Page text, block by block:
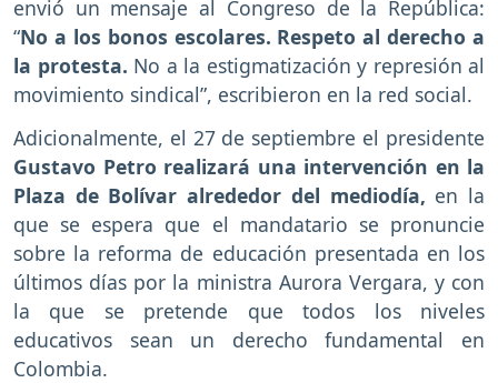
envió un mensaje al Congreso de la República:
“No a los bonos escolares. Respeto al derecho a
la protesta. No a la estigmatización y represión al
movimiento sindical”, escribieron en la red social.
Adicionalmente, el 27 de septiembre el presidente
Gustavo Petro realizará una intervención en la
Plaza de Bolívar alrededor del mediodía, en la
que se espera que el mandatario se pronuncie
sobre la reforma de educación presentada en los
últimos días por la ministra Aurora Vergara, y con
la que se pretende que todos los niveles
educativos sean un derecho fundamental en
Colombia.